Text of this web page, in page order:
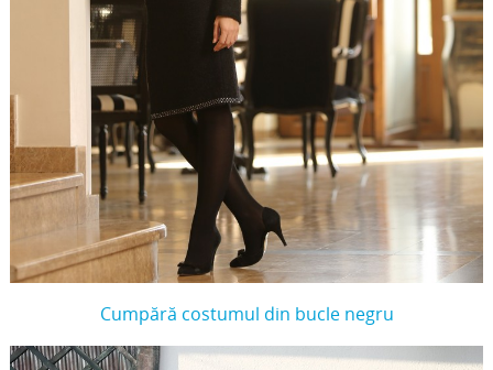
Cumpără costumul din bucle negru